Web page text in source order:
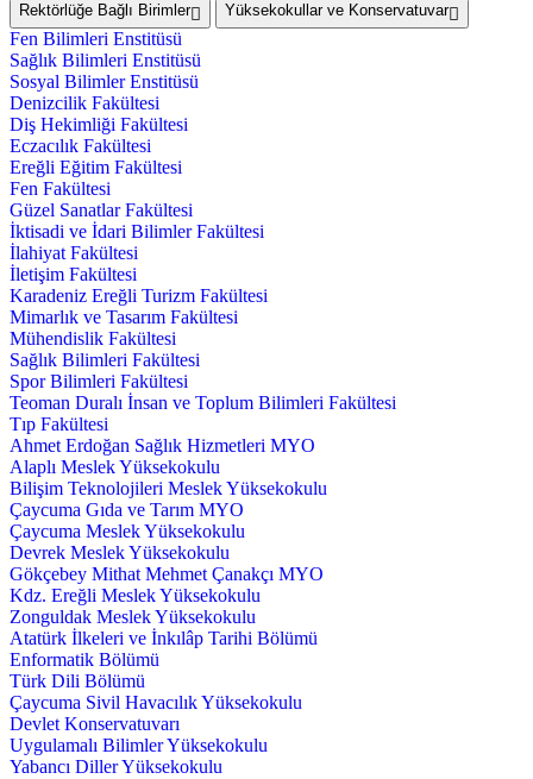
Rektörlüğe Bağlı Birimler
Yüksekokullar ve Konservatuvar
Fen Bilimleri Enstitüsü
Sağlık Bilimleri Enstitüsü
Sosyal Bilimler Enstitüsü
Denizcilik Fakültesi
Diş Hekimliği Fakültesi
Eczacılık Fakültesi
Ereğli Eğitim Fakültesi
Fen Fakültesi
Güzel Sanatlar Fakültesi
İktisadi ve İdari Bilimler Fakültesi
İlahiyat Fakültesi
İletişim Fakültesi
Karadeniz Ereğli Turizm Fakültesi
Mimarlık ve Tasarım Fakültesi
Mühendislik Fakültesi
Sağlık Bilimleri Fakültesi
Spor Bilimleri Fakültesi
Teoman Duralı İnsan ve Toplum Bilimleri Fakültesi
Tıp Fakültesi
Ahmet Erdoğan Sağlık Hizmetleri MYO
Alaplı Meslek Yüksekokulu
Bilişim Teknolojileri Meslek Yüksekokulu
Çaycuma Gıda ve Tarım MYO
Çaycuma Meslek Yüksekokulu
Devrek Meslek Yüksekokulu
Gökçebey Mithat Mehmet Çanakçı MYO
Kdz. Ereğli Meslek Yüksekokulu
Zonguldak Meslek Yüksekokulu
Atatürk İlkeleri ve İnkılâp Tarihi Bölümü
Enformatik Bölümü
Türk Dili Bölümü
Çaycuma Sivil Havacılık Yüksekokulu
Devlet Konservatuvarı
Uygulamalı Bilimler Yüksekokulu
Yabancı Diller Yüksekokulu